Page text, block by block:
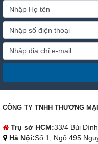
CÔNG TY TNHH THƯƠNG
Trụ sở HCM:33/4 Bùi
Hà Nội:Số 1, Ngõ 495